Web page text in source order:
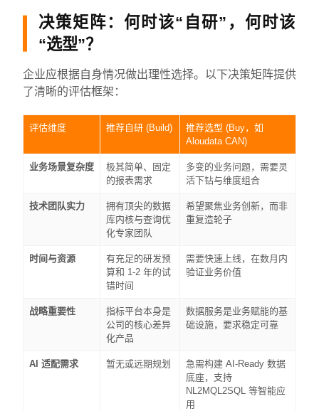
决策矩阵：何时该“自研”，何时该
“选型”？
企业应根据自身情况做出理性选择。以下决策矩阵提供
了清晰的评估框架：
评估维度 推荐自研 (Build)
推荐选型 (Buy，如
Aloudata CAN)
业务场景复杂度
极其简单、固定
的报表需求
多变的业务问题，需要灵
活下钻与维度组合
技术团队实力
拥有顶尖的数据
库内核与查询优
化专家团队
希望聚焦业务创新，而非
重复造轮子
时间与资源
有充足的研发预
算和 1-2 年的试
错时间
需要快速上线，在数月内
验证业务价值
战略重要性
指标平台本身是
公司的核心差异
化产品
数据服务是业务赋能的基
础设施，要求稳定可靠
AI 适配需求 暂无或远期规划
急需构建 AI-Ready 数据
底座，支持
NL2MQL2SQL 等智能应
用